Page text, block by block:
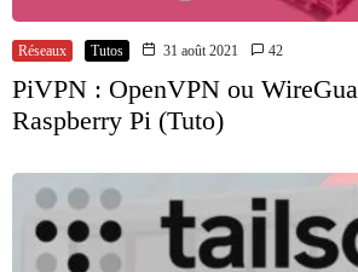
Réseaux Tutos 31 août 2021 42
PiVPN : OpenVPN ou
Raspberry Pi (Tuto)